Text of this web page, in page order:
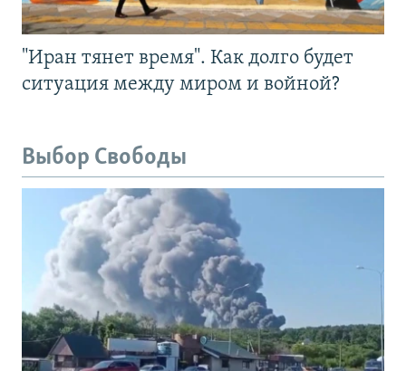
"Иран тянет время". Как долго будет
ситуация между миром и войной?
Выбор Свободы